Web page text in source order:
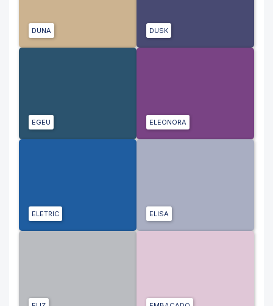
DUNA DUSK
EGEU ELEONORA
ELETRIC ELISA